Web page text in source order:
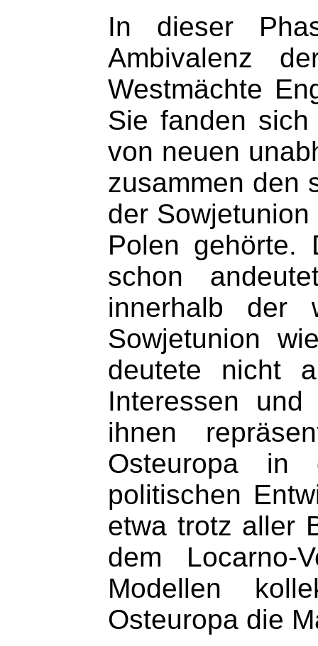
In dieser
Ambivalenz
Westmächte
Sie fanden
von neuen
zusammen den
der
Polen gehörte.
schon
innerhalb der
Sowjetunion
deutete nicht
Interessen
ihnen
Osteuropa in
politischen
etwa trotz aller
dem Locarno-
Modellen
Osteuropa die